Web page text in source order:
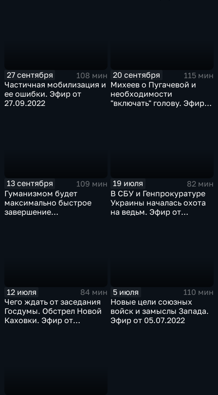
27 сентября
108 мин
Частичная мобилизация и
ее ошибки. Эфир от
27.09.2022
20 сентября
115 мин
Михеев о Пугачевой и
необходимости
"включать" голову. Эфир
13 сентября
109 мин
Гуманизмом будет
максимально быстрое
завершение
19 июля
82 мин
В СБУ и Генпрокуратуре
Украины началась охота
на ведьм. Эфир от
12 июля
84 мин
Чего ждать от заседания
Госдумы. Обстрел Новой
Каховки. Эфир от
5 июля
110 мин
Новые цели союзных
войск и замыслы Запада.
Эфир от 05.07.2022